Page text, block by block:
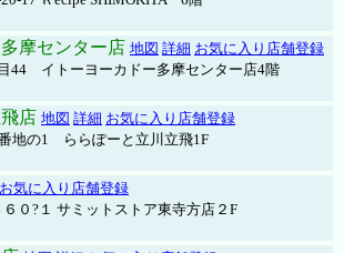
摩センター店 地図 詳細 お気に入り店舗登録
44 イトーヨーカドー多摩センター店4階
店 地図 詳細 お気に入り店舗登録
地の1 ららぽーと立川立飛1F
お気に入り店舗登録
０?１ サミットストア東寺方店２F